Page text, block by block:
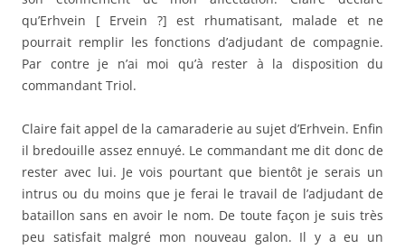
qu’Erhvein [ Ervein ?] est rhumatisant, malade et ne
pourrait remplir les fonctions d’adjudant de compagnie.
Par contre je n’ai moi qu’à rester à la disposition du
commandant Triol.
Claire fait appel de la camaraderie au sujet d’Erhvein. Enfin
il bredouille assez ennuyé. Le commandant me dit donc de
rester avec lui. Je vois pourtant que bientôt je serais un
intrus ou du moins que je ferai le travail de l’adjudant de
bataillon sans en avoir le nom. De toute façon je suis très
peu satisfait malgré mon nouveau galon. Il y a eu un